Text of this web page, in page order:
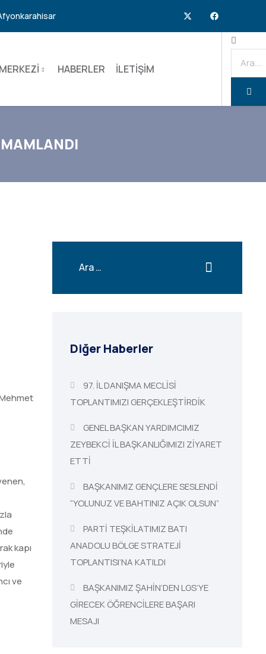
HABERLER İLETİŞİM
kapı
ve
Diğer Haberler
97. İL DANIŞMA MECLİSİ
TOPLANTIMIZI GERÇEKLEŞTİRDİK
GENEL BAŞKAN YARDIMCIMIZ
ZEYBEKCİ İL BAŞKANLIĞIMIZI ZİYARET
ETTİ
BAŞKANIMIZ GENÇLERE SESLENDİ
“YOLUNUZ VE BAHTINIZ AÇIK OLSUN”
PARTİ TEŞKİLATIMIZ BATI
ANADOLU BÖLGE STRATEJİ
TOPLANTISI’NA KATILDI
BAŞKANIMIZ ŞAHİN’DEN LGS’YE
GİRECEK ÖĞRENCİLERE BAŞARI
MESAJI